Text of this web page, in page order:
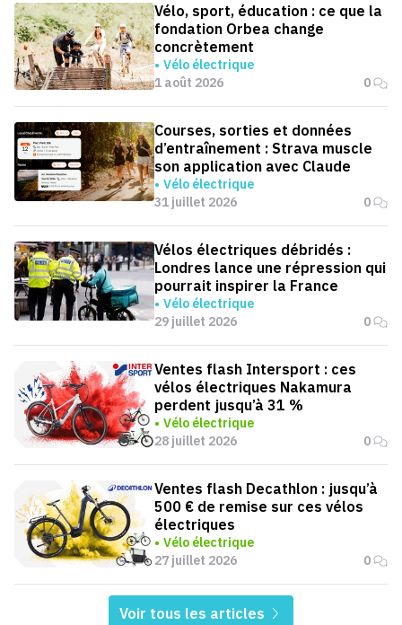
Vélo, sport, éducation : ce que la
fondation Orbea change
concrètement
Vélo électrique
1 août 2026
0
Courses, sorties et données
d’entraînement : Strava muscle
son application avec Claude
Vélo électrique
31 juillet 2026
0
Vélos électriques débridés :
Londres lance une répression qui
pourrait inspirer la France
Vélo électrique
29 juillet 2026
0
Ventes flash Intersport : ces
vélos électriques Nakamura
perdent jusqu’à 31 %
Vélo électrique
28 juillet 2026
0
Ventes flash Decathlon : jusqu’à
500 € de remise sur ces vélos
électriques
Vélo électrique
27 juillet 2026
0
Voir tous les articles